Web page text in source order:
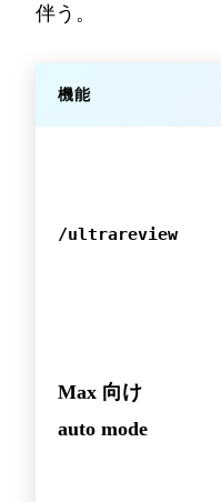
伴う。
機能
/ultrareview
Max 向け
auto mode